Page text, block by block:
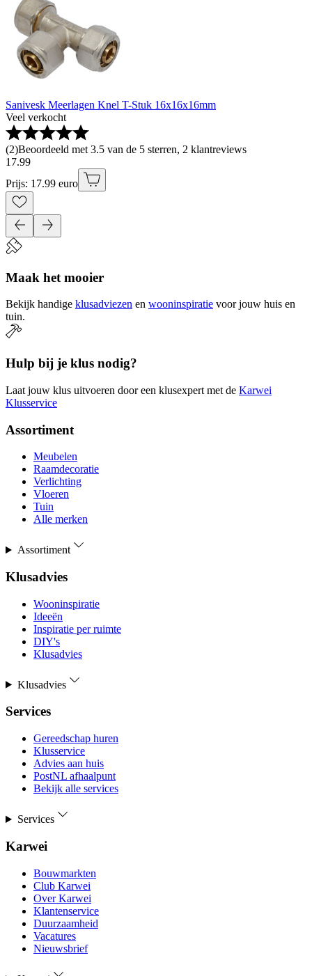
Sanivesk Meerlagen Knel T-Stuk 16x16x16mm
Veel verkocht
(2)Beoordeeld met 3.5 van de 5 sterren, 2 klantreviews
17.99
Prijs: 17.99 euro
Maak het mooier
Bekijk handige klusadviezen en wooninspiratie voor jouw huis en
tuin.
Hulp bij je klus nodig?
Laat jouw klus uitvoeren door een klusexpert met de Karwei
Klusservice
Assortiment
Meubelen
Raamdecoratie
Verlichting
Vloeren
Tuin
Alle merken
Assortiment
Klusadvies
Wooninspiratie
Ideeën
Inspiratie per ruimte
DIY's
Klusadvies
Klusadvies
Services
Gereedschap huren
Klusservice
Advies aan huis
PostNL afhaalpunt
Bekijk alle services
Services
Karwei
Bouwmarkten
Club Karwei
Over Karwei
Klantenservice
Duurzaamheid
Vacatures
Nieuwsbrief